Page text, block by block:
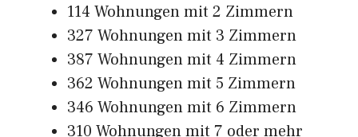
114 Wohnungen mit 2 Zimmern
327 Wohnungen mit 3 Zimmern
387 Wohnungen mit 4 Zimmern
362 Wohnungen mit 5 Zimmern
346 Wohnungen mit 6 Zimmern
310 Wohnungen mit 7 oder mehr